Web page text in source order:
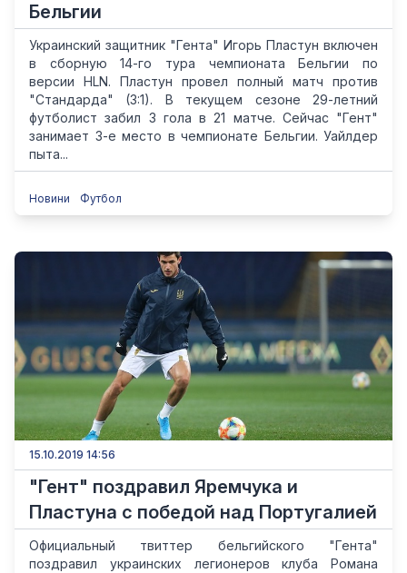
Бельгии
Украинский защитник "Гента" Игорь Пластун включен
в сборную 14-го тура чемпионата Бельгии по
версии HLN. Пластун провел полный матч против
"Стандарда" (3:1). В текущем сезоне 29-летний
футболист забил 3 гола в 21 матче. Сейчас "Гент"
занимает 3-е место в чемпионате Бельгии. Уайлдер
пыта...
Новини Футбол
15.10.2019 14:56
"Гент" поздравил Яремчука и
Пластуна с победой над Португалией
Официальный твиттер бельгийского "Гента"
поздравил украинских легионеров клуба Романа